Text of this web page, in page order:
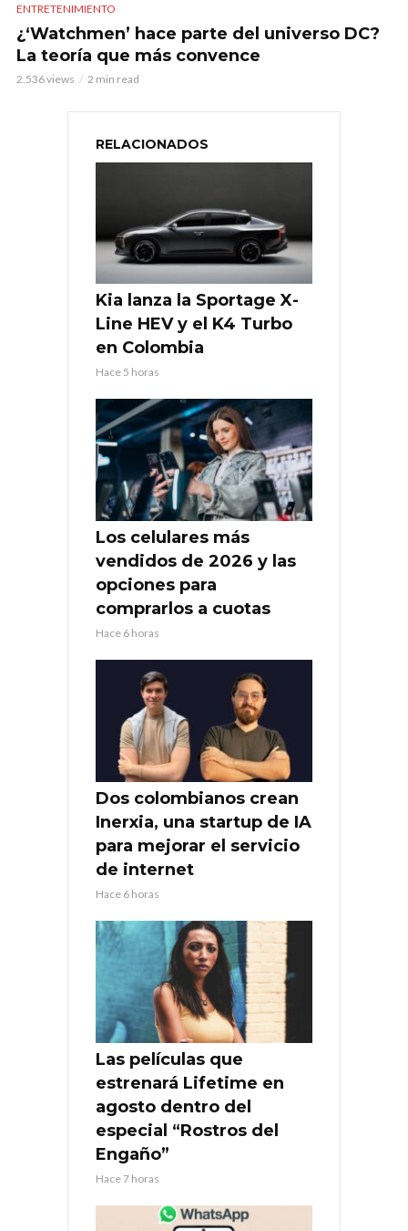
ENTRETENIMIENTO
¿‘Watchmen’ hace parte del universo DC?
La teoría que más convence
2.536 views 2 min read
RELACIONADOS
Kia lanza la Sportage X-
Line HEV y el K4 Turbo
en Colombia
Hace 5 horas
Los celulares más
vendidos de 2026 y las
opciones para
comprarlos a cuotas
Hace 6 horas
Dos colombianos crean
Inerxia, una startup de IA
para mejorar el servicio
de internet
Hace 6 horas
Las películas que
estrenará Lifetime en
agosto dentro del
especial “Rostros del
Engaño”
Hace 7 horas